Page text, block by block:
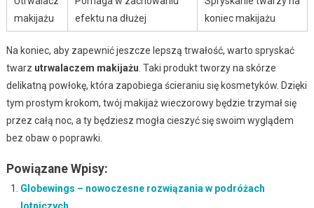
makijażu
efektu na dłużej
koniec makijażu
Na koniec, aby zapewnić jeszcze lepszą trwałość, warto spryskać
twarz utrwalaczem makijażu . Taki produkt tworzy na skórze
delikatną powłokę, która zapobiega ścieraniu się kosmetyków. Dzięki
tym prostym krokom, twój makijaż wieczorowy będzie trzymał się
przez całą noc, a ty będziesz mogła cieszyć się swoim wyglądem
bez obaw o poprawki.
Powiązane Wpisy:
Globewings – nowoczesne rozwiązania w podróżach
lotniczych